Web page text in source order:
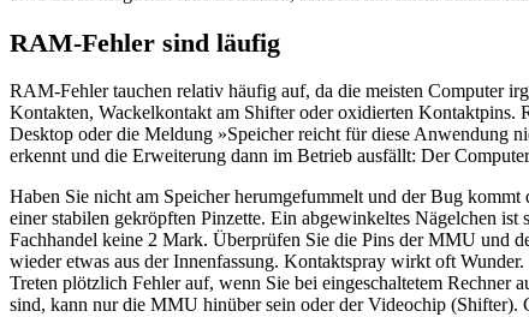
RAM-Fehler sind läufig
RAM-Fehler tauchen relativ häufig auf, da die meisten Computer
Kontakten, Wackelkontakt am Shifter oder oxidierten Kontaktpins.
Desktop oder die Meldung »Speicher reicht für diese Anwendung
erkennt und die Erweiterung dann im Betrieb ausfällt: Der
Haben Sie nicht am Speicher herumgefummelt und der Bug
einer stabilen gekröpften Pinzette. Ein abgewinkeltes Nägelchen
Fachhandel keine 2 Mark. Überprüfen Sie die Pins der MMU und
wieder etwas aus der Innenfassung. Kontaktspray wirkt oft
Treten plötzlich Fehler auf, wenn Sie bei eingeschaltetem
sind, kann nur die MMU hinüber sein oder der Videochip (Shifter).